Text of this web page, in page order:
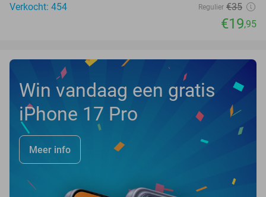
Verkocht: 454
Regulier €35
€19,95
Win vandaag een gratis
iPhone 17 Pro
Meer info